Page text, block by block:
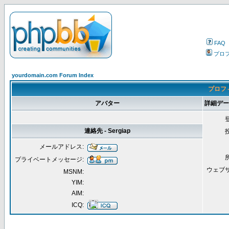
FAQ
プロ
yourdomain.com Forum Index
プロフ
アバター
詳細デ
ウェブ
連絡先 - Sergiap
メールアドレス:
プライベートメッセージ:
MSNM:
YIM:
AIM:
ICQ: